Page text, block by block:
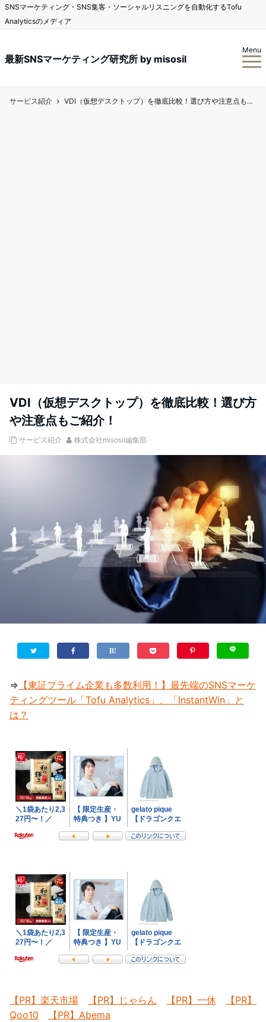
SNSマーケティング・SNS集客・ソーシャルリスニングを自動化するTofu
Analyticsのメディア
最新SNSマーケティング研究所 by misosil
Menu
サービス紹介 VDI（仮想デスクトップ）を徹底比較！選び方や注意点もご紹介！
VDI（仮想デスクトップ）を徹底比較！選び方
や注意点もご紹介！
サービス紹介 株式会社misosil編集部
⇒ 【東証プライム企業も多数利用！】最先端のSNSマーケ
ティングツール「Tofu Analytics」、「InstantWin」と
は？
【PR】楽天市場 【PR】じゃらん 【PR】一休
【PR】
Qoo10
【PR】Abema